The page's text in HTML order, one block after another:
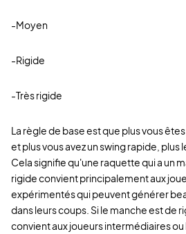
-Moyen
-Rigide
-Très rigide
La règle de base est que plus vous
et plus vous avez un swing rapide, plus
Cela signifie qu'une raquette qui a un
rigide convient principalement aux
expérimentés qui peuvent générer
dans leurs coups. Si le manche est de
convient aux joueurs intermédiaires